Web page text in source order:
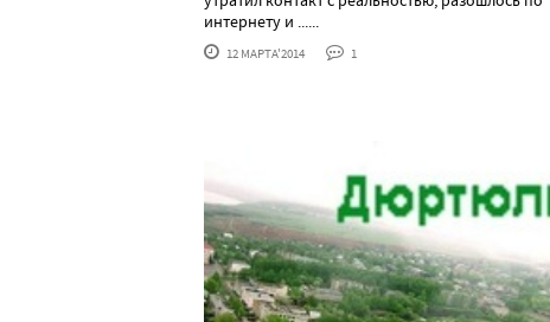
интернету и ......
12 МАРТА'2014 1